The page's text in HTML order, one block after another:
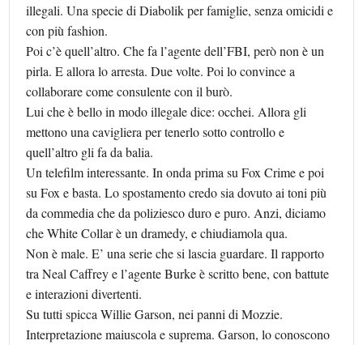
illegali. Una specie di Diabolik per famiglie, senza omicidi e
con più fashion.
Poi c’è quell’altro. Che fa l’agente dell’FBI, però non è un
pirla. E allora lo arresta. Due volte. Poi lo convince a
collaborare come consulente con il burò.
Lui che è bello in modo illegale dice: occhei. Allora gli
mettono una cavigliera per tenerlo sotto controllo e
quell’altro gli fa da balia.
Un telefilm interessante. In onda prima su Fox Crime e poi
su Fox e basta. Lo spostamento credo sia dovuto ai toni più
da commedia che da poliziesco duro e puro. Anzi, diciamo
che White Collar è un dramedy, e chiudiamola qua.
Non è male. E’ una serie che si lascia guardare. Il rapporto
tra Neal Caffrey e l’agente Burke è scritto bene, con battute
e interazioni divertenti.
Su tutti spicca Willie Garson, nei panni di Mozzie.
Interpretazione maiuscola e suprema. Garson, lo conoscono